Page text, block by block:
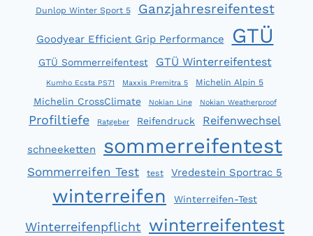
Dunlop Winter Sport 5
Ganzjahresreifentest
Goodyear Efficient Grip Performance GTÜ
GTÜ Sommerreifentest GTÜ Winterreifentest
Kumho Ecsta PS71 Maxxis Premitra 5 Michelin Alpin 5
Michelin CrossClimate Nokian Line Nokian Weatherproof
Profiltiefe Ratgeber Reifendruck Reifenwechsel
schneeketten sommerreifentest
Sommerreifen Test test Vredestein Sportrac 5
winterreifen Winterreifen-Test
Winterreifenpflicht winterreifentest